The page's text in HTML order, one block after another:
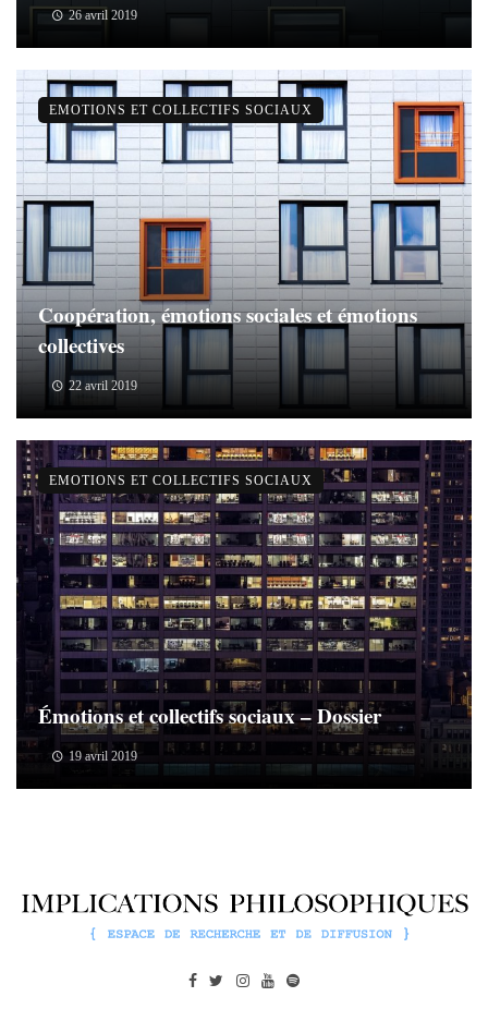
26 avril 2019
Coopération, émotions sociales et émotions
collectives
22 avril 2019
EMOTIONS ET COLLECTIFS SOCIAUX
Émotions et collectifs sociaux – Dossier
19 avril 2019
EMOTIONS ET COLLECTIFS SOCIAUX